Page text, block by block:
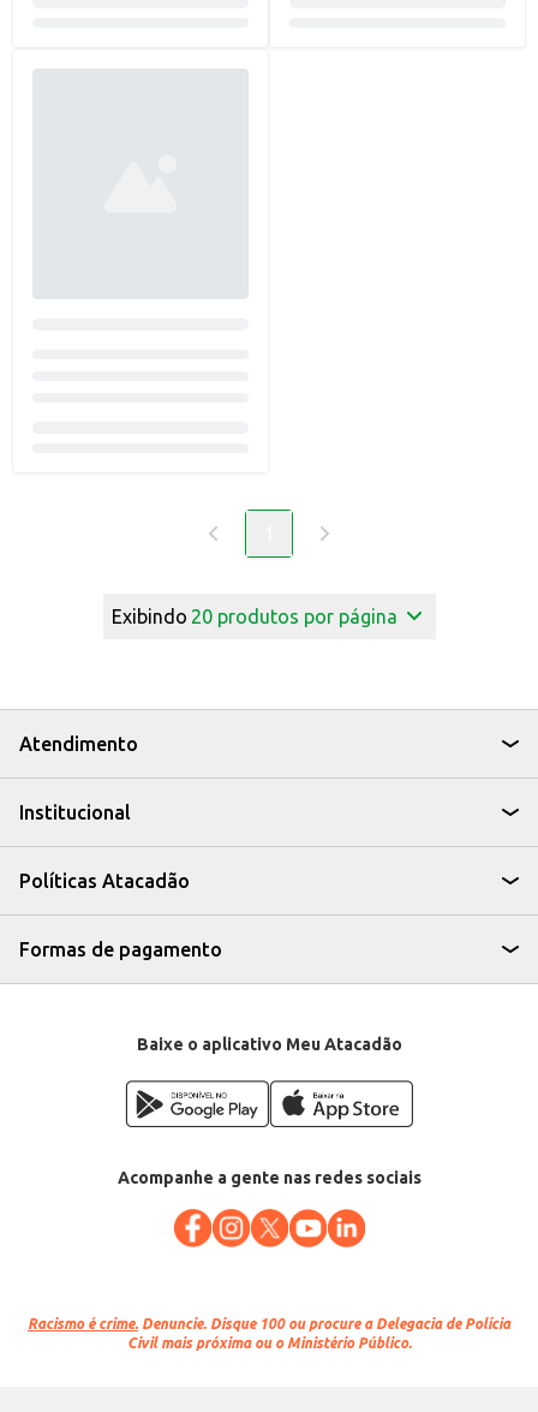
Exibindo 20produtos por página
Atendimento
Institucional
Políticas Atacadão
Formas de pagamento
Baixe o aplicativo Meu Atacadão
Acompanhe a gente nas redes sociais
Racismo é crime. Denuncie. Disque 100 ou procure a Delegacia de Polícia
Civil mais próxima ou o Ministério Público.